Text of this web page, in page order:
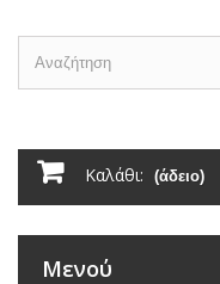
Καλάθι: (άδειο)
Μενού